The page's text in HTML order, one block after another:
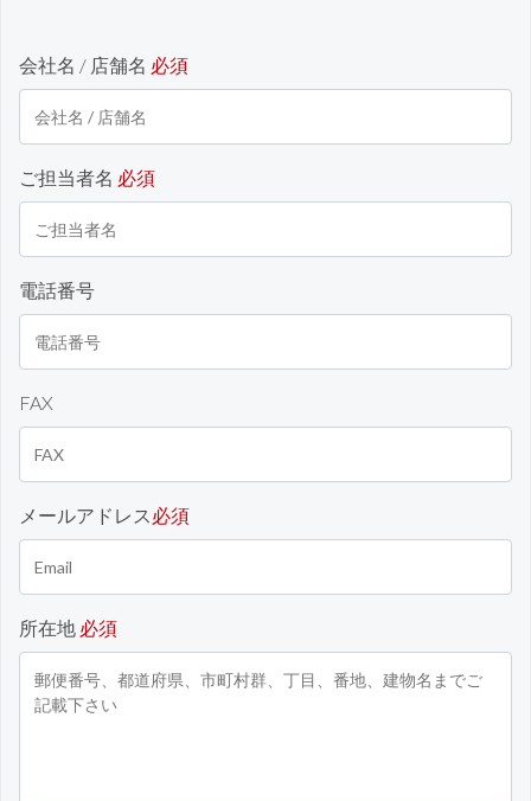
会社名 / 店舗名 必須
ご担当者名 必須
電話番号
FAX
メールアドレス 必須
所在地 必須